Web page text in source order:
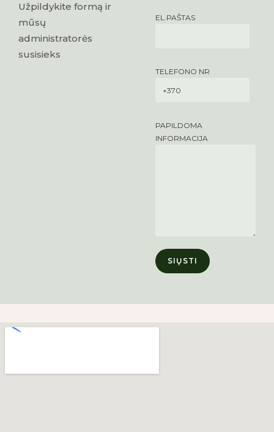
EL.PAŠTAS
TELEFONO NR
PAPILDOMA
INFORMACIJA
Užpildykite formą ir
mūsų
administratorės
susisieks